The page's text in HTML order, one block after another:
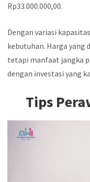
Rp33.000.000,00.
Dengan variasi
kebutuhan. Harga yang
tetapi manfaat jangka
dengan investasi yang
Tips